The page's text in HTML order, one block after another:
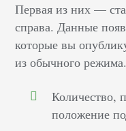
Первая из них ––
справа. Данные
которые вы
из обычного
Количество,
положение